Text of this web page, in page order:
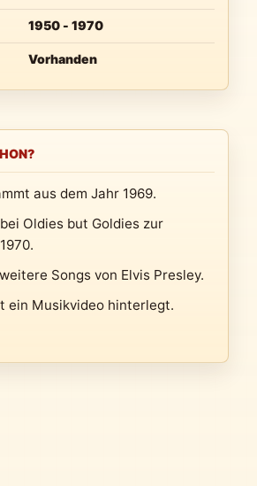
1950 - 1970
Vorhanden
aus dem Jahr 1969.
Oldies but Goldies zur
Songs von Elvis Presley.
ein Musikvideo hinterlegt.